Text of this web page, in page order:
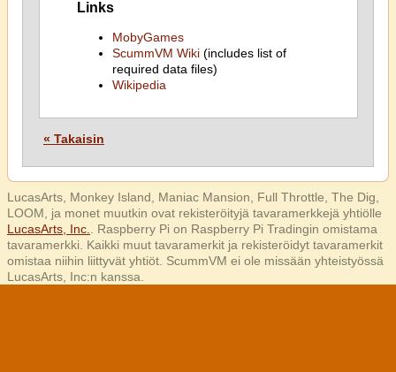
Links
MobyGames
ScummVM Wiki(includes list of
required data files)
Wikipedia
« Takaisin
LucasArts, Monkey Island, Maniac Mansion, Full Throttle, The Dig,
LOOM, ja monet muutkin ovat rekisteröityjä tavaramerkkejä yhtiölle
LucasArts, Inc.
. Raspberry Pi on Raspberry Pi Tradingin omistama
tavaramerkki. Kaikki muut tavaramerkit ja rekisteröidyt tavaramerkit
omistaa niihin liittyvät yhtiöt. ScummVM ei ole missään yhteistyössä
LucasArts, Inc:n kanssa.